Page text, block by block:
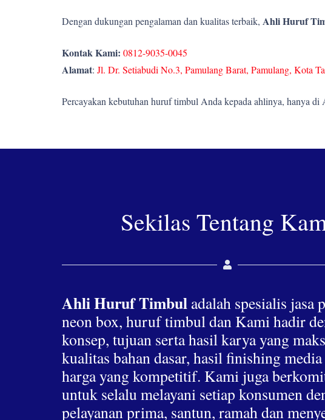
Dengan dukungan pengalaman dan kualitas terbaik, Ahli Huruf
Kontak Kami: 0812-9035-0045
Alamat: Jl. Dr. Setiabudi No.3, Pamulang Barat, Pamulang, Kota
Percayakan kebutuhan huruf timbul Anda kepada ahlinya, hanya
Sekilas Tentang
Ahli Huruf Timbul adalah spesialis jasa
neon box, huruf timbul dan Kami hadir
konsep, tujuan serta hasil karya yang
kualitas bahan dasar, hasil finishing
harga yang kompetitif. Kami juga
untuk selalu melayani setiap konsumen
pelayanan prima, santun, ramah dan